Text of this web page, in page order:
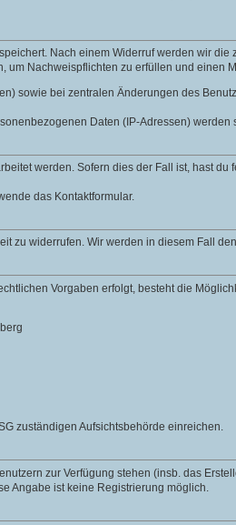
Nach einem Widerruf werden wir
Nachweispflichten zu erfüllen und einen
sowie bei zentralen Änderungen des
Daten (IP-Adressen) werden
werden. Sofern dies der Fall ist, hast
das Kontaktformular.
zu widerrufen. Wir werden in diesem Fall
Vorgaben erfolgt, besteht die
zuständigen Aufsichtsbehörde einreichen.
zur Verfügung stehen (insb. das
Angabe ist keine Registrierung möglich.